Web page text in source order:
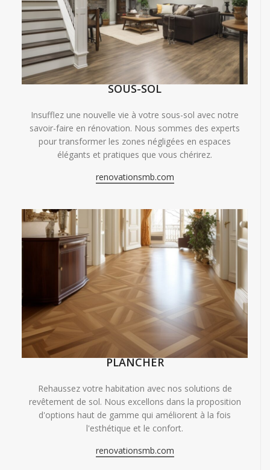
SOUS-SOL
Insufflez une nouvelle vie à votre sous-sol avec notre
savoir-faire en rénovation. Nous sommes des experts
pour transformer les zones négligées en espaces
élégants et pratiques que vous chérirez.
renovationsmb.com
PLANCHER
Rehaussez votre habitation avec nos solutions de
revêtement de sol. Nous excellons dans la proposition
d'options haut de gamme qui améliorent à la fois
l'esthétique et le confort.
renovationsmb.com